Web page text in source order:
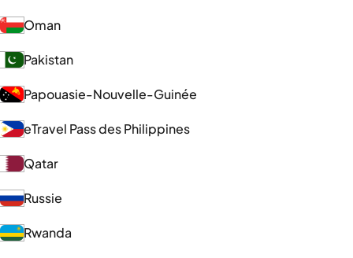
Oman
Pakistan
Papouasie-Nouvelle-Guinée
eTravel Pass des Philippines
Qatar
Russie
Rwanda